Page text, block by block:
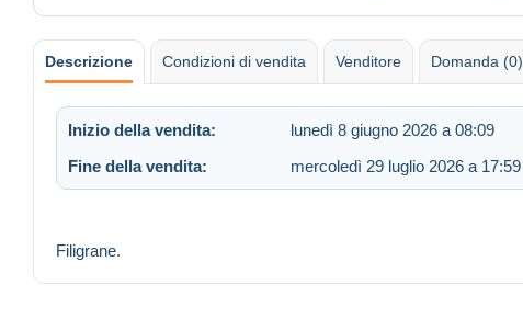
Descrizione Condizioni di vendita Venditore Domanda (0)
Inizio della vendita: lunedì 8 giugno 2026 a 08:09
Fine della vendita:
mercoledì 29 luglio 2026 a 17:59
Filigrane.